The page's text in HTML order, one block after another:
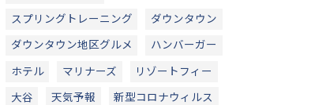
スプリングトレーニング ダウンタウン
ダウンタウン地区グルメ ハンバーガー
ホテル マリナーズ リゾートフィー
大谷 天気予報 新型コロナウィルス